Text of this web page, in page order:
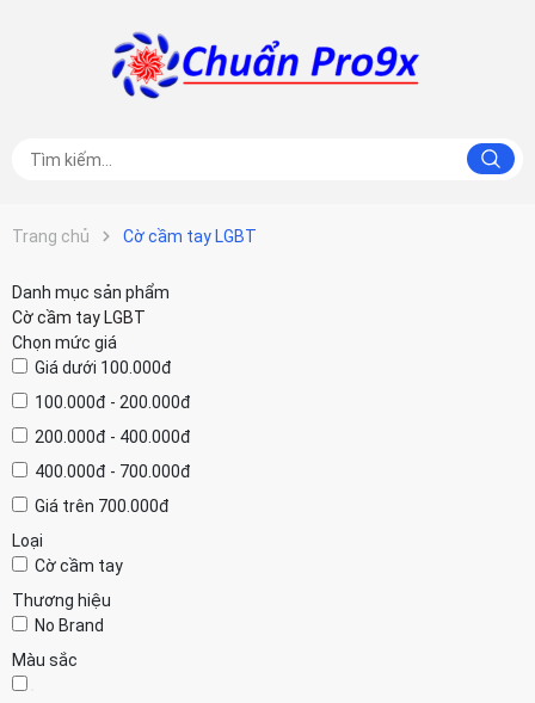
Trang chủ Cờ cầm tay LGBT
Danh mục sản phẩm
Cờ cầm tay LGBT
Chọn mức giá
Giá dưới 100.000đ
100.000đ - 200.000đ
200.000đ - 400.000đ
400.000đ - 700.000đ
Giá trên 700.000đ
Loại
Cờ cầm tay
Thương hiệu
No Brand
Màu sắc